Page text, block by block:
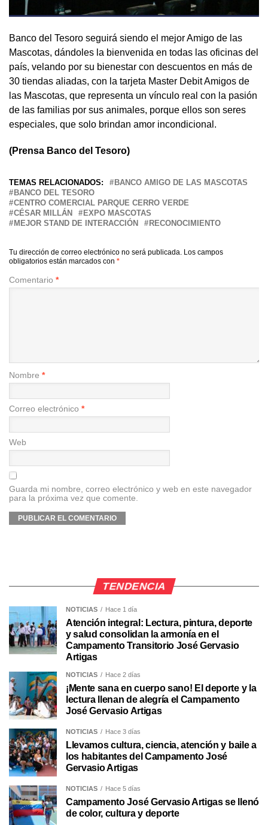
Banco del Tesoro seguirá siendo el mejor Amigo de las
Mascotas, dándoles la bienvenida en todas las oficinas del
país, velando por su bienestar con descuentos en más de
30 tiendas aliadas, con la tarjeta Master Debit Amigos de
las Mascotas, que representa un vínculo real con la pasión
de las familias por sus animales, porque ellos son seres
especiales, que solo brindan amor incondicional.
(Prensa Banco del Tesoro)
TEMAS RELACIONADOS:
BANCO AMIGO DE LAS MASCOTAS
BANCO DEL TESORO
CENTRO COMERCIAL PARQUE CERRO VERDE
CÉSAR MILLÁN
EXPO MASCOTAS
MEJOR STAND DE INTERACCIÓN
RECONOCIMIENTO
Tu dirección de correo electrónico no será publicada. Los campos
obligatorios están marcados con *
Comentario *
Nombre *
Correo electrónico *
Web
Guarda mi nombre, correo electrónico y web en este navegador
para la próxima vez que comente.
TENDENCIA
NOTICIAS Hace 1 día
Atención integral: Lectura, pintura, deporte
y salud consolidan la armonía en el
Campamento Transitorio José Gervasio
Artigas
NOTICIAS Hace 2 días
¡Mente sana en cuerpo sano! El deporte y la
lectura llenan de alegría el Campamento
José Gervasio Artigas
NOTICIAS Hace 3 días
Llevamos cultura, ciencia, atención y baile a
los habitantes del Campamento José
Gervasio Artigas
NOTICIAS Hace 5 días
Campamento José Gervasio Artigas se llenó
de color, cultura y deporte